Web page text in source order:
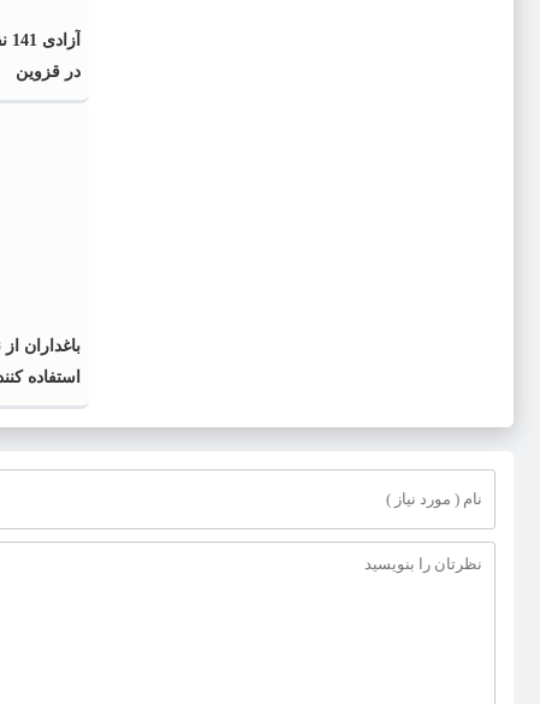
در قزوین
باغداران
استفاده